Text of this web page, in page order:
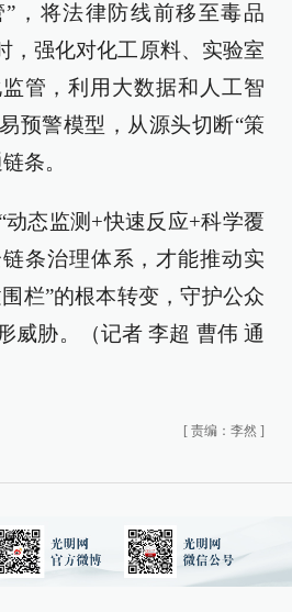
，将法律防线前移至毒品
，强化对化工原料、实验室
管，利用大数据和人工智
预警模型，从源头切断“策
条。
动态监测+快速反应+科学覆
条治理体系，才能推动实
栏”的根本转变，守护公众
威胁。（记者 李超 曹伟 通
[ 责编：李然 ]